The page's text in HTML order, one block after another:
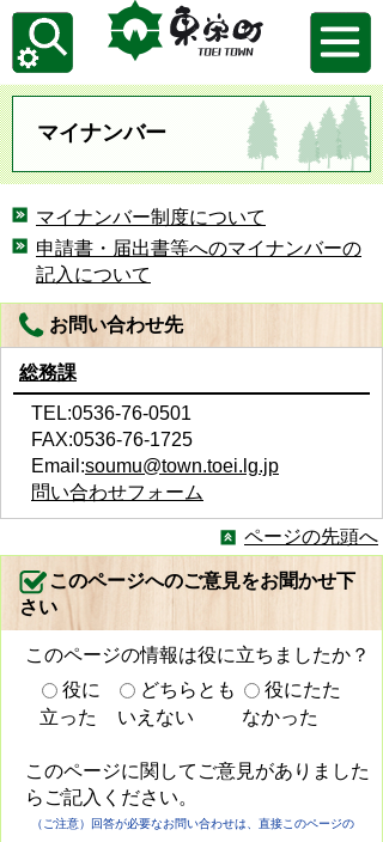
マイナンバー
マイナンバー制度について
申請書・届出書等へのマイナンバーの
記入について
お問い合わせ先
総務課
TEL:0536-76-0501
FAX:0536-76-1725
Email:soumu@town.toei.lg.jp
問い合わせフォーム
ページの先頭へ
このページへのご意見をお聞かせ下
さい
このページの情報は役に立ちましたか？
役に
立った
どちらとも
いえない
役にたた
なかった
このページに関してご意見がありました
らご記入ください。
（ご注意）回答が必要なお問い合わせは、直接このページの